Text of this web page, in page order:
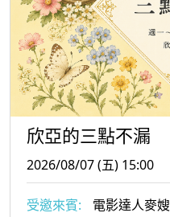
欣亞的三點不漏
2026/08/07 (五) 15:00
受邀來賓:
電影達人麥嫂